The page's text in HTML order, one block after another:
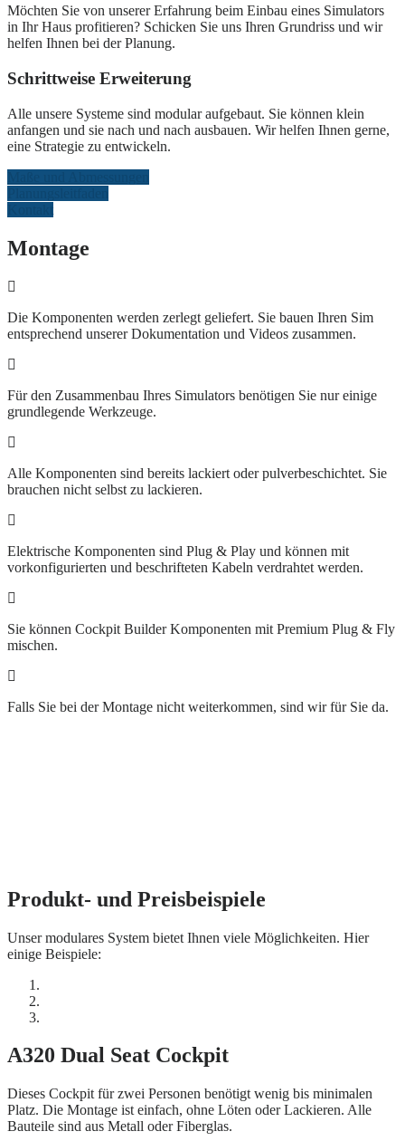
Möchten Sie von unserer Erfahrung beim Einbau eines Simulators
in Ihr Haus profitieren? Schicken Sie uns Ihren Grundriss und wir
helfen Ihnen bei der Planung.
Schrittweise Erweiterung
Alle unsere Systeme sind modular aufgebaut. Sie können klein
anfangen und sie nach und nach ausbauen. Wir helfen Ihnen gerne,
eine Strategie zu entwickeln.
Montage
Die Komponenten werden zerlegt geliefert. Sie bauen Ihren Sim
entsprechend unserer Dokumentation und Videos zusammen.
Für den Zusammenbau Ihres Simulators benötigen Sie nur einige
grundlegende Werkzeuge.
Alle Komponenten sind bereits lackiert oder pulverbeschichtet. Sie
brauchen nicht selbst zu lackieren.
Elektrische Komponenten sind Plug & Play und können mit
vorkonfigurierten und beschrifteten Kabeln verdrahtet werden.
Sie können Cockpit Builder Komponenten mit Premium Plug & Fly
mischen.
Falls Sie bei der Montage nicht weiterkommen, sind wir für Sie da.
Produkt- und Preisbeispiele
Unser modulares System bietet Ihnen viele Möglichkeiten. Hier
einige Beispiele:
A320 Dual Seat Cockpit
Dieses Cockpit für zwei Personen benötigt wenig bis minimalen
Platz. Die Montage ist einfach, ohne Löten oder Lackieren. Alle
Bauteile sind aus Metall oder Fiberglas.